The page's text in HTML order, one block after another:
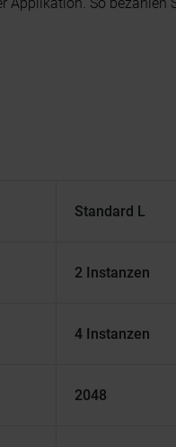
Standard L
2 Instanzen
4 Instanzen
2048